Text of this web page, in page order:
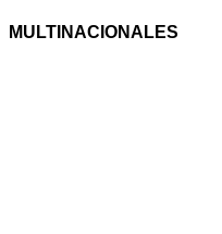
MULTINACIONALES